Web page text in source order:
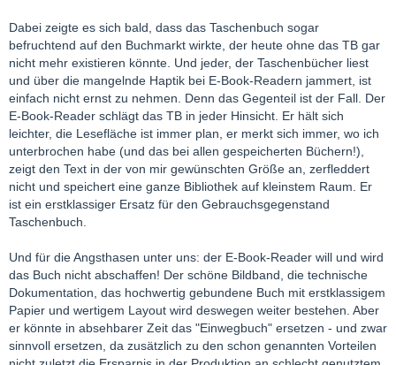
Dabei zeigte es sich bald, dass das Taschenbuch sogar
befruchtend auf den Buchmarkt wirkte, der heute ohne das TB gar
nicht mehr existieren könnte. Und jeder, der Taschenbücher liest
und über die mangelnde Haptik bei E-Book-Readern jammert, ist
einfach nicht ernst zu nehmen. Denn das Gegenteil ist der Fall. Der
E-Book-Reader schlägt das TB in jeder Hinsicht. Er hält sich
leichter, die Lesefläche ist immer plan, er merkt sich immer, wo ich
unterbrochen habe (und das bei allen gespeicherten Büchern!),
zeigt den Text in der von mir gewünschten Größe an, zerfleddert
nicht und speichert eine ganze Bibliothek auf kleinstem Raum. Er
ist ein erstklassiger Ersatz für den Gebrauchsgegenstand
Taschenbuch.
Und für die Angsthasen unter uns: der E-Book-Reader will und wird
das Buch nicht abschaffen! Der schöne Bildband, die technische
Dokumentation, das hochwertig gebundene Buch mit erstklassigem
Papier und wertigem Layout wird deswegen weiter bestehen. Aber
er könnte in absehbarer Zeit das "Einwegbuch" ersetzen - und zwar
sinnvoll ersetzen, da zusätzlich zu den schon genannten Vorteilen